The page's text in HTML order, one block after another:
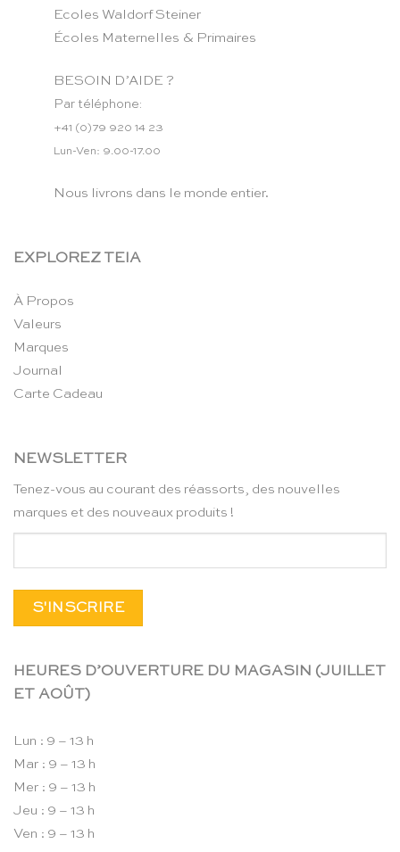
Ecoles Waldorf Steiner
Écoles Maternelles & Primaires
BESOIN D’AIDE ?
Par téléphone:
+41 (0)79 920 14 23
Lun-Ven: 9.00-17.00
Nous livrons dans le monde entier.
EXPLOREZ TEIA
À Propos
Valeurs
Marques
Journal
Carte Cadeau
NEWSLETTER
Tenez-vous au courant des réassorts, des nouvelles
marques et des nouveaux produits !
HEURES D’OUVERTURE DU MAGASIN (JUILLET
ET AOÛT)
Lun : 9 – 13 h
Mar : 9 – 13 h
Mer : 9 – 13 h
Jeu : 9 – 13 h
Ven : 9 – 13 h